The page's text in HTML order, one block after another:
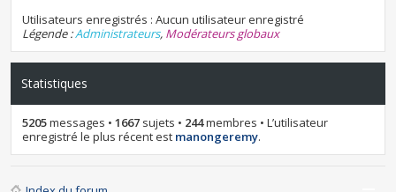
Utilisateurs enregistrés : Aucun utilisateur enregistré
Légende :Administrateurs, Modérateurs globaux
Statistiques
5205messages • 1667 sujets • 244membres • L’utilisateur
enregistré le plus récent est manongeremy.